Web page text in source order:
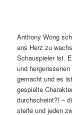
Anthony Wong
ans Herz zu
Schauspieler ist.
und
gemacht und es
gespielte
durchscheint?! –
steife und jeden